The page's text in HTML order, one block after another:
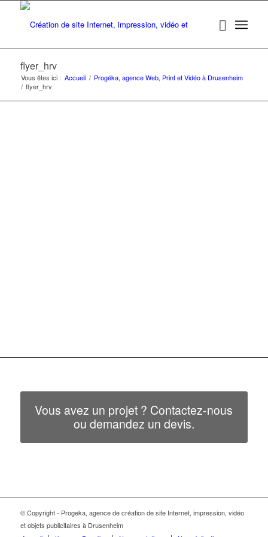
flyer_hrv
Vous êtes ici : Accueil / Progéka, agence Web, Print et Vidéo à Drusenheim
/ flyer_hrv
Vous avez un projet ? Contactez-nous
ou demandez un devis.
© Copyright - Progeka, agence de création de site Internet, impression, vidéo
et objets publicitaires à Drusenheim